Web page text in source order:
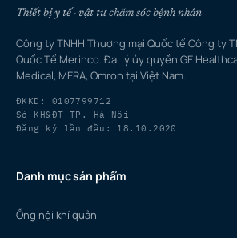
Thiết bị y tế · vật tư chăm sóc bệnh nhân
Công ty TNHH Thương mại Quốc tế Công ty
Quốc Tế Merinco. Đại lý ủy quyền GE
Medical, MERA, Omron tại Việt Nam.
ĐKKD: 0107799712
Sở KH&ĐT TP. Hà Nội
Đăng ký lần đầu: 18.10.2020
Danh mục sản phẩm
Ống nội khí quản